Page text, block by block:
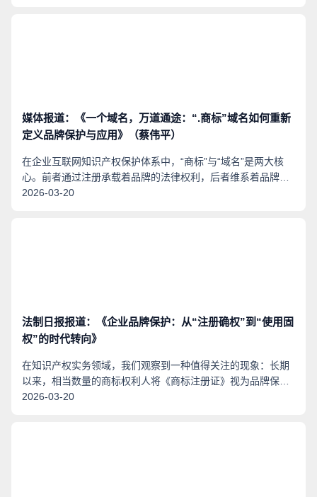
媒体报道：《一个域名，万道通途：“.商标”域名如何重新
定义品牌保护与应用》（蔡伟平）
在企业互联网知识产权保护体系中，“商标”与“域名”是两大核
心。前者通过注册承载着品牌的法律权利，后者维系着品牌的
数字入口。两者对企业的发展和商标保护有着重要的作用和意
2026-03-20
法制日报报道：《企业品牌保护：从“注册确权”到“使用固
权”的时代转向》
在知识产权实务领域，我们观察到一种值得关注的现象：长期
以来，相当数量的商标权利人将《商标注册证》视为品牌保护
的“终点站”，认为一旦证书在手，权利便可高枕无忧。这一认
2026-03-20